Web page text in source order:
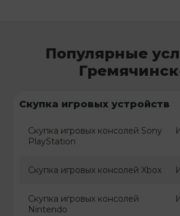
Популярные
Скупка игровых устройств
Скупка игровых консолей Sony
PlayStation
Скупка игровых консолей Xbox
Скупка игровых консолей
Nintendo